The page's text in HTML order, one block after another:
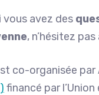
vous avez des
, n’hésitez
co-organisée par
financé par